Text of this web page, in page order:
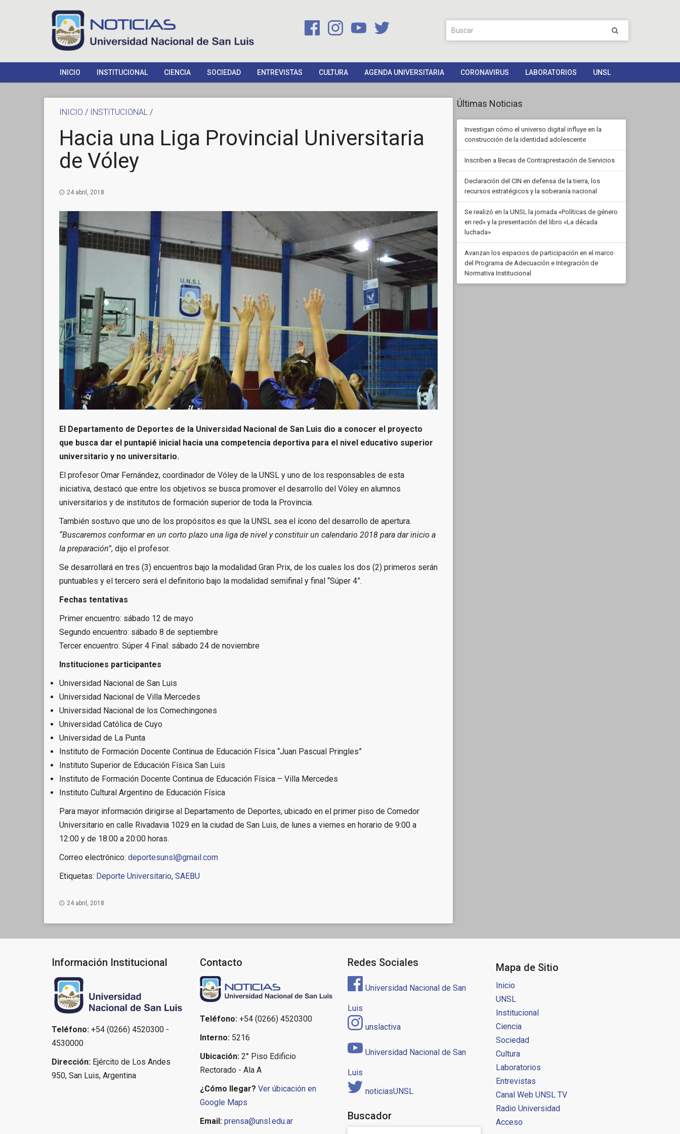
INICIO INSTITUCIONAL CIENCIA SOCIEDAD ENTREVISTAS CULTURA AGENDA UNIVERSITARIA CORONAVIRUS LABORATORIOS UNSL
INICIO / INSTITUCIONAL /
Hacia una Liga Provincial Universitaria
de Vóley
24 abril, 2018
El Departamento de Deportes de la Universidad Nacional de San Luis dio a conocer el proyecto
que busca dar el puntapié inicial hacia una competencia deportiva para el nivel educativo superior
universitario y no universitario.
El profesor Omar Fernández, coordinador de Vóley de la UNSL y uno de los responsables de esta
iniciativa, destacó que entre los objetivos se busca promover el desarrollo del Vóley en alumnos
universitarios y de institutos de formación superior de toda la Provincia.
También sostuvo que uno de los propósitos es que la UNSL sea el ícono del desarrollo de apertura.
“Buscaremos conformar en un corto plazo una liga de nivel y constituir un calendario 2018 para dar inicio a
la preparación”, dijo el profesor.
Se desarrollará en tres (3) encuentros bajo la modalidad Gran Prix, de los cuales los dos (2) primeros serán
puntuables y el tercero será el definitorio bajo la modalidad semifinal y final “Súper 4”.
Fechas tentativas
Primer encuentro: sábado 12 de mayo
Segundo encuentro: sábado 8 de septiembre
Tercer encuentro: Súper 4 Final: sábado 24 de noviembre
Instituciones participantes
Universidad Nacional de San Luis
Universidad Nacional de Villa Mercedes
Universidad Nacional de los Comechingones
Universidad Católica de Cuyo
Universidad de La Punta
Instituto de Formación Docente Continua de Educación Física “Juan Pascual Pringles”
Instituto Superior de Educación Física San Luis
Instituto de Formación Docente Continua de Educación Física – Villa Mercedes
Instituto Cultural Argentino de Educación Física
Para mayor información dirigirse al Departamento de Deportes, ubicado en el primer piso de Comedor
Universitario en calle Rivadavia 1029 en la ciudad de San Luis, de lunes a viernes en horario de 9:00 a
12:00 y de 18:00 a 20:00 horas.
Correo electrónico: deportesunsl@gmail.com
Etiquetas: Deporte Universitario, SAEBU
24 abril, 2018
Últimas Noticias
Investigan cómo el universo digital influye en la
construcción de la identidad adolescente
Inscriben a Becas de Contraprestación de Servicios
Declaración del CIN en defensa de la tierra, los
recursos estratégicos y la soberanía nacional
Se realizó en la UNSL la jornada «Políticas de género
en red» y la presentación del libro «La década
luchada»
Avanzan los espacios de participación en el marco
del Programa de Adecuación e Integración de
Normativa Institucional
Información Institucional
Teléfono: +54 (0266) 4520300 -
4530000
Dirección: Ejército de Los Andes
950, San Luis, Argentina
Contacto
Teléfono:+54 (0266) 4520300
Interno:5216
Ubicación:2° Piso Edificio
Rectorado - Ala A
¿Cómo llegar? Ver úbicación en
Google Maps
Email: prensa@unsl.edu.ar
Redes Sociales
Universidad Nacional de San
Luis
unslactiva
Universidad Nacional de San
Luis
noticiasUNSL
Buscador
Mapa de Sitio
Inicio
UNSL
Institucional
Ciencia
Sociedad
Cultura
Laboratorios
Entrevistas
Canal Web UNSL TV
Radio Universidad
Acceso